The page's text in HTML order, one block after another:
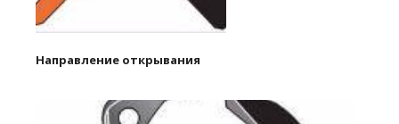
Направление открывания